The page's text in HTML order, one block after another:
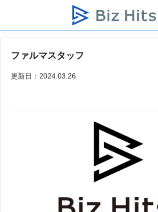
ファルマスタッフ
更新日：2024.03.26